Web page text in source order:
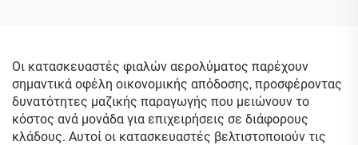
Οι κατασκευαστές φιαλών αερολύματος παρέχουν
σημαντικά οφέλη οικονομικής απόδοσης, προσφέροντας
δυνατότητες μαζικής παραγωγής που μειώνουν το
κόστος ανά μονάδα για επιχειρήσεις σε διάφορους
κλάδους. Αυτοί οι κατασκευαστές βελτιστοποιούν τις